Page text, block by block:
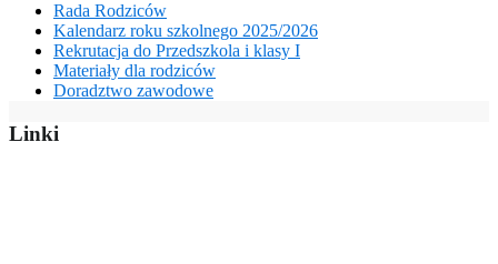
Rada Rodziców
Kalendarz roku szkolnego 2025/2026
Rekrutacja do Przedszkola i klasy I
Materiały dla rodziców
Doradztwo zawodowe
Linki